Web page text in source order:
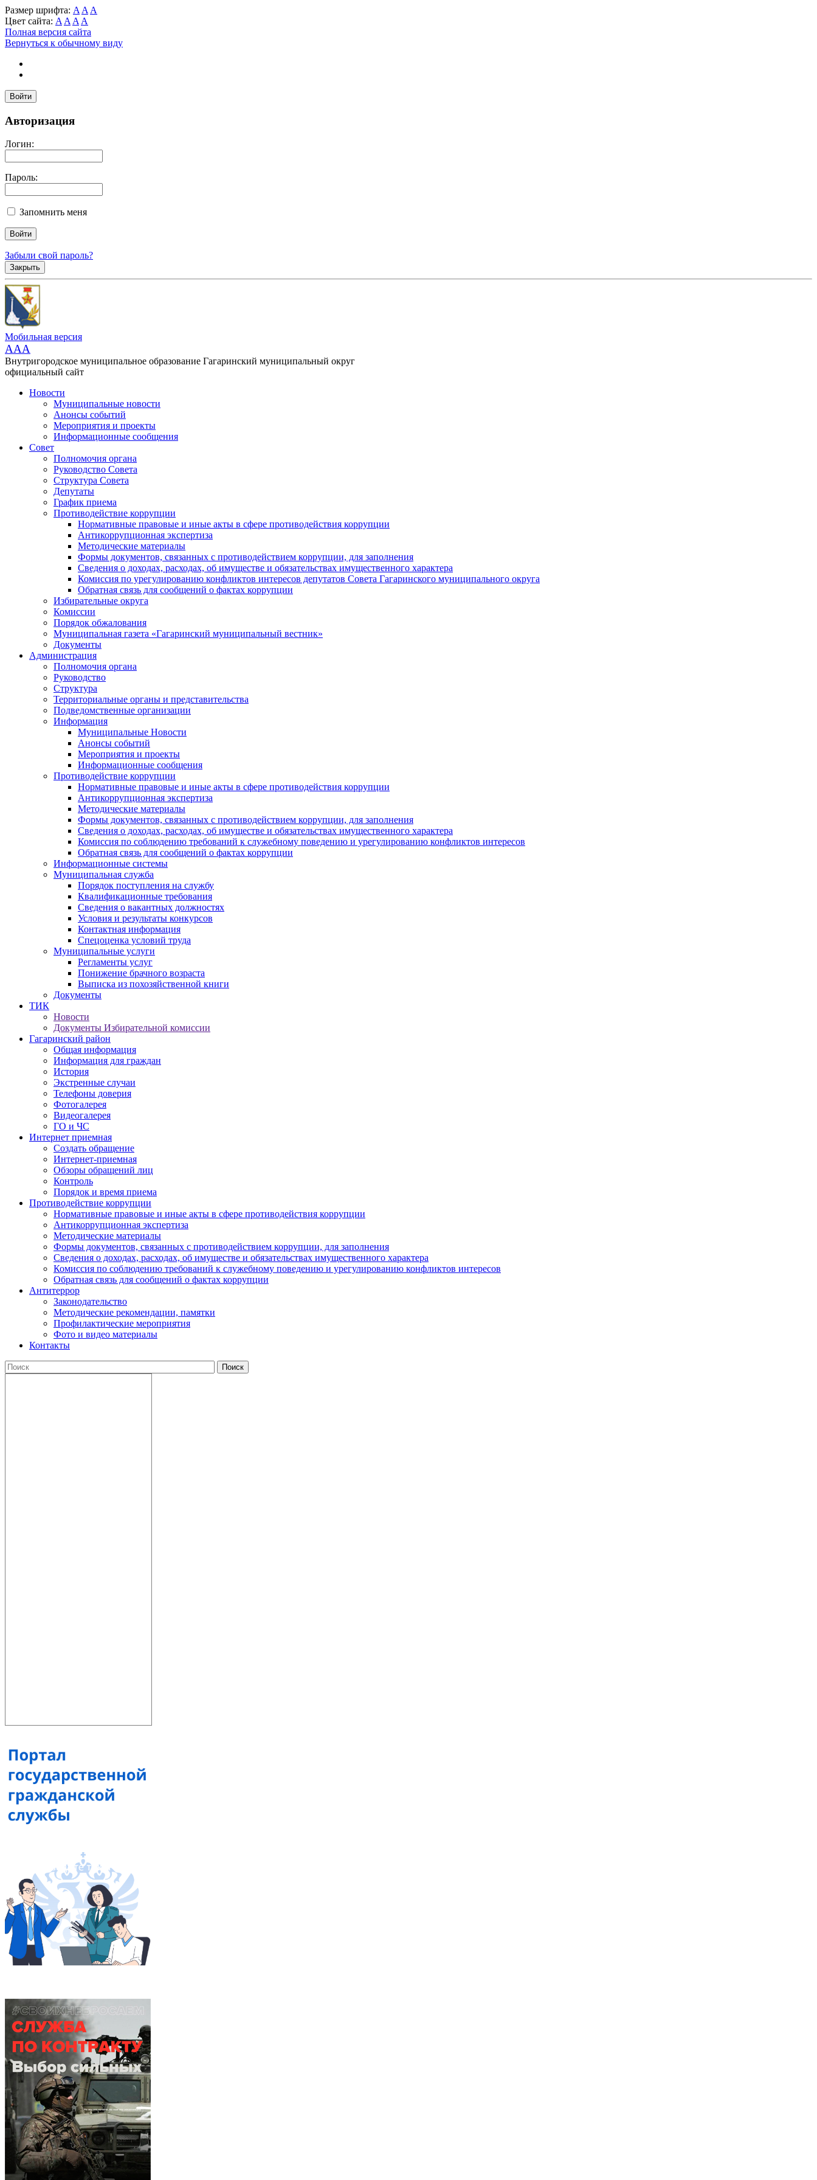
Размер шрифта: A A A
Цвет сайта: A A A A
Полная версия сайта
Вернуться к обычному виду
Войти
Авторизация
Логин:
Пароль:
Запомнить меня
Забыли свой пароль?
Закрыть
Мобильная версия
AAA
Внутригородское муниципальное образование Гагаринский муниципальный округ
официальный сайт
Новости
Муниципальные новости
Анонсы событий
Мероприятия и проекты
Информационные сообщения
Совет
Полномочия органа
Руководство Совета
Структура Совета
Депутаты
График приема
Противодействие коррупции
Нормативные правовые и иные акты в сфере противодействия коррупции
Антикоррупционная экспертиза
Методические материалы
Формы документов, связанных с противодействием коррупции, для заполнения
Сведения о доходах, расходах, об имуществе и обязательствах имущественного характера
Комиссия по урегулированию конфликтов интересов депутатов Совета Гагаринского муниципального округа
Обратная связь для сообщений о фактах коррупции
Избирательные округа
Комиссии
Порядок обжалования
Муниципальная газета «Гагаринский муниципальный вестник»
Документы
Администрация
Полномочия органа
Руководство
Структура
Территориальные органы и представительства
Подведомственные организации
Информация
Муниципальные Новости
Анонсы событий
Мероприятия и проекты
Информационные сообщения
Противодействие коррупции
Нормативные правовые и иные акты в сфере противодействия коррупции
Антикоррупционная экспертиза
Методические материалы
Формы документов, связанных с противодействием коррупции, для заполнения
Сведения о доходах, расходах, об имуществе и обязательствах имущественного характера
Комиссия по соблюдению требований к служебному поведению и урегулированию конфликтов интересов
Обратная связь для сообщений о фактах коррупции
Информационные системы
Муниципальная служба
Порядок поступления на службу
Квалификационные требования
Сведения о вакантных должностях
Условия и результаты конкурсов
Контактная информация
Спецоценка условий труда
Муниципальные услуги
Регламенты услуг
Понижение брачного возраста
Выписка из похозяйственной книги
Документы
ТИК
Новости
Документы Избирательной комиссии
Гагаринский район
Общая информация
Информация для граждан
История
Экстренные случаи
Телефоны доверия
Фотогалерея
Видеогалерея
ГО и ЧС
Интернет приемная
Создать обращение
Интернет-приемная
Обзоры обращений лиц
Контроль
Порядок и время приема
Противодействие коррупции
Нормативные правовые и иные акты в сфере противодействия коррупции
Антикоррупционная экспертиза
Методические материалы
Формы документов, связанных с противодействием коррупции, для заполнения
Сведения о доходах, расходах, об имуществе и обязательствах имущественного характера
Комиссия по соблюдению требований к служебному поведению и урегулированию конфликтов интересов
Обратная связь для сообщений о фактах коррупции
Антитеррор
Законодательство
Методические рекомендации, памятки
Профилактические мероприятия
Фото и видео материалы
Контакты